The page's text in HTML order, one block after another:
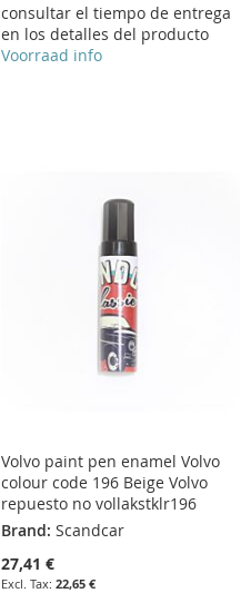
consultar el tiempo de entrega
en los detalles del producto
Voorraad info
Volvo paint pen enamel Volvo
colour code 196 Beige Volvo
repuesto no vollakstklr196
Brand: Scandcar
27,41 €
22,65 €